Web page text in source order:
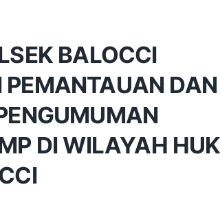
BALOCCI
DAN
DI WILAYAH